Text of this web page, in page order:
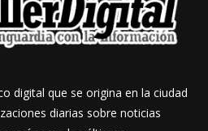
digital que se origina en la ciudad
diarias sobre noticias